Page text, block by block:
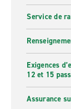
Service de
Exigences
12 et 15
Assurance